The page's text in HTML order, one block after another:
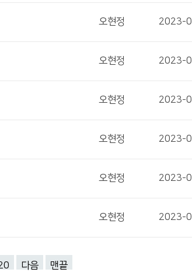
오현정 2023-
오현정 2023-
오현정 2023-
오현정 2023-
오현정 2023-
오현정 2023-
다음 맨끝